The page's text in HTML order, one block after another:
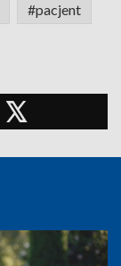
#pacjent